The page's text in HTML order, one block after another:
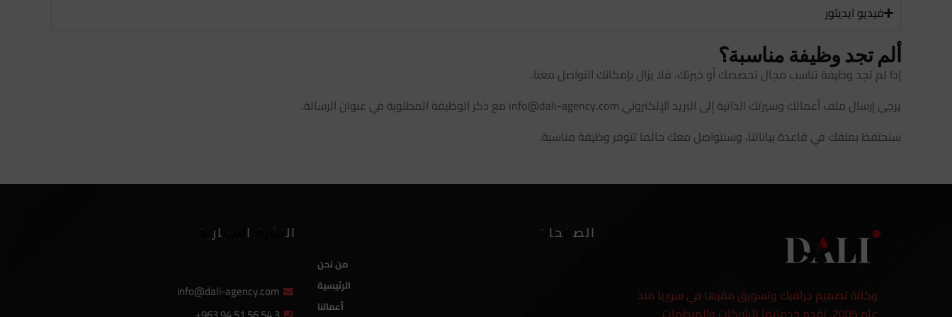
فيديو ايديتور
ألم تجد وظيفة مناسبة؟
إذا لم تجد وظيفة تناسب مجال تخصصك أو خبرتك، فلا يزال بإمكانك التواصل معنا.
يرجى إرسال ملف أعمالك وسيرتك الذاتية إلى البريد الإلكتروني info@dali-agency.com مع ذكر الوظيفة المطلوبة في عنوان الرسالة.
سنحتفظ بملفك في قاعدة بياناتنا، وسنتواصل معك حالما تتوفر وظيفة مناسبة.
النشرة الإخبارية
info@dali-agency.com
الصفحات
من نحن
الرئيسية
أعمالنا
وكالة تصميم جرافيك وتسويق مقرها في سوريا منذ